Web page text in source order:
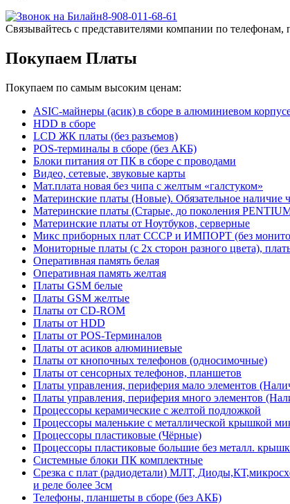
8-908-011-68-61
Связывайтесь с представителями компании по телефонам,
Покупаем Платы
Покупаем по самым высоким ценам:
ASIC-майнеры (асик) в сборе в алюминиевом
HDD в сборе
LCD ЖК платы (без разъемов)
POS-терминалы в сборе (без АКБ)
Блоки питания от ПК в сборе с проводами
Видео, сетевые, звуковые карты
Мат.плата новая без чипа с желтым «галстуком»
Материнские платы (Новые). Обязательное наличие
Материнские платы (Старые, до поколения
Материнские платы от Ноутбуков, серверные
Микс приборных плат СССР и ИМПОРТ (без
Мониторные платы (с 2х сторон разного цвета),
Оперативная память белая
Оперативная память желтая
Платы GSM белые
Платы GSM желтые
Платы от CD-ROM
Платы от HDD
Платы от POS-Терминалов
Платы от асиков алюминиевые
Платы от кнопочных телефонов (односимочные)
Платы от сенсорных телефонов, планшетов
Платы управления, периферия мало элементов
Платы управления, периферия много элементов
Процессоры керамические с желтой подложкой
Процессоры маленькие с металлической крышкой
Процессоры пластиковые (Чёрные)
Процессоры пластиковые большие без металл.
Системные блоки ПК комплектные
Срезка с плат (радиодетали) МЛТ,
и реле более 3см
Телефоны, планшеты в сборе (без АКБ)